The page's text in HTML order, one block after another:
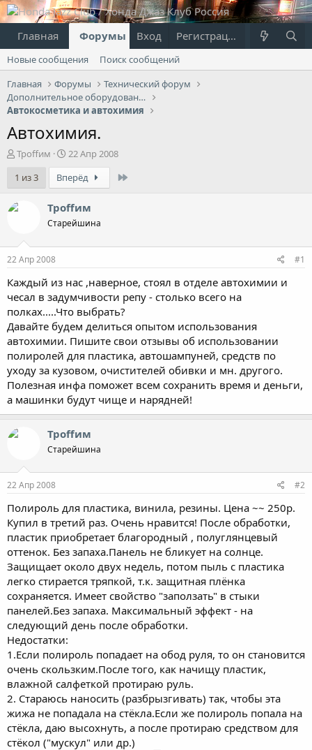
Главная Форумы Что нового?
Вход Регистрация
Новые сообщения
Поиск сообщений
Главная
Форумы
Технический форум
Дополнительное оборудование
Автокосметика и автохимия
Автохимия.
А
т
о
р
т
ы
Троffим
Д
а
т
а
н
а
ч
22 Апр 2008
1 из 3
Вперёд
Троffим
Старейшина
22 Апр 2008 #1
Каждый из нас ,наверное, стоял в отделе автохимии и
чесал в задумчивости репу - столько всего на
полках.....Что выбрать?
Давайте будем делиться опытом использования
автохимии. Пишите свои отзывы об использовании
полиролей для пластика, автошампуней, средств по
уходу за кузовом, очистителей обивки и мн. другого.
Полезная инфа поможет всем сохранить время и деньги,
а машинки будут чище и нарядней!
Троffим
Старейшина
22 Апр 2008 #2
Полироль для пластика, винила, резины. Цена ~~ 250р.
Купил в третий раз. Очень нравится! После обработки,
пластик приобретает благородный , полуглянцевый
оттенок. Без запаха.Панель не бликует на солнце.
Защищает около двух недель, потом пыль с пластика
легко стирается тряпкой, т.к. защитная плёнка
сохраняется. Имеет свойство "заползать" в стыки
панелей.Без запаха. Максимальный эффект - на
следующий день после обработки.
Недостатки:
1.Если полироль попадает на обод руля, то он становится
очень скользким.После того, как начищу пластик,
влажной салфеткой протираю руль.
2. Стараюсь наносить (разбрызгивать) так, чтобы эта
жижа не попадала на стёкла.Если же полироль попала на
стёкла, даю высохнуть, а после протираю средством для
стёкол ("мускул" или др.)